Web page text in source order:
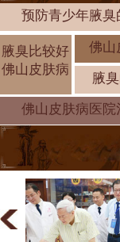
预防青少年腋臭
腋臭比较好
佛山皮肤病
佛山
腋
佛山皮肤病医院